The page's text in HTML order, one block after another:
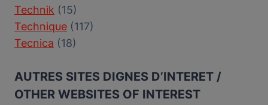
Technik (15)
Technique (117)
Tecnica (18)
AUTRES SITES DIGNES D’INTERET /
OTHER WEBSITES OF INTEREST